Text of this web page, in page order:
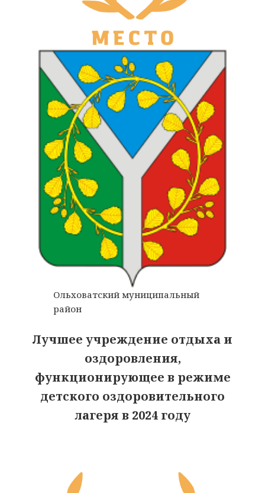
Ольховатский муниципальный
район
Лучшее учреждение отдыха и
оздоровления,
функционирующее в режиме
детского оздоровительного
лагеря в 2024 году